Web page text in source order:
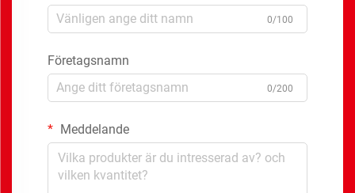
0/100
Företagsnamn
0/200
Meddelande